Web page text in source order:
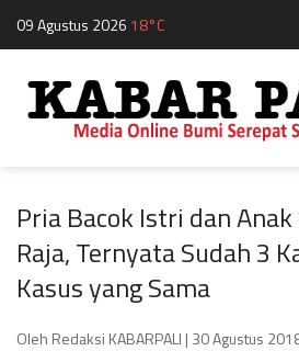
09 Agustus 2026 18°C
Pria Bacok Istri dan
Raja, Ternyata Sudah 3
Kasus yang Sama
Oleh Redaksi KABARPALI | 30 Agustus